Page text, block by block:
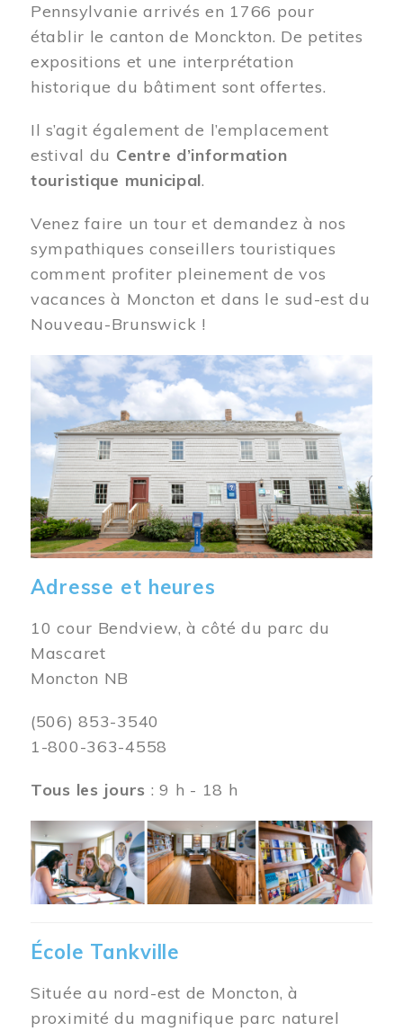
Pennsylvanie arrivés en 1766 pour
établir le canton de Monckton. De petites
expositions et une interprétation
historique du bâtiment sont offertes.
Il s’agit également de l’emplacement
estival du Centre d’information
touristique municipal.
Venez faire un tour et demandez à nos
sympathiques conseillers touristiques
comment profiter pleinement de vos
vacances à Moncton et dans le sud-est du
Nouveau-Brunswick !
Image
Adresse et heures
10 cour Bendview, à côté du parc du
Mascaret
Moncton NB
(506) 853-3540
1-800-363-4558
Tous les jours : 9 h - 18 h
Image
École Tankville
Située au nord-est de Moncton, à
proximité du magnifique parc naturel